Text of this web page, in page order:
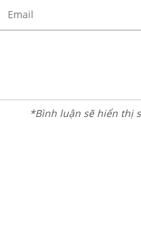
*Bình luận sẽ hiển thị